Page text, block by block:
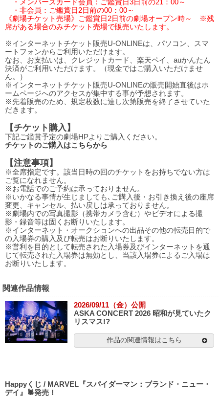
・メンバーズカード会員：ご鑑賞日3日前の21：00～
・非会員：ご鑑賞日2日前の00：00～
《劇場チケット売場》ご鑑賞日2日前の劇場オープン時～ ※残
席がある場合のみチケット売場で販売いたします。
※インターネットチケット販売U-ONLINEは、パソコン、スマ
ートフォンからご利用いただけます。
なお、お支払いは、クレジットカード、楽天ペイ、auかんたん
決済がご利用いただけます。（現金ではご購入いただけませ
ん。）
※インターネットチケット販売U-ONLINEの販売開始直後はホ
ームページへのアクセスが集中する事が予想されます。
※先着販売のため、規定枚数に達し次第販売を終了させていた
だきます。
【チケット購入】
下記ご鑑賞予定の劇場HPよりご購入ください。
チケットのご購入はこちらから
【注意事項】
※全席指定です。該当日時の回のチケットをお持ちでない方は
ご覧になれません。
※お電話でのご予約は承っておりません。
※いかなる事情が生じましても､ご購入後・お引き換え後の座席
変更、キャンセル、払い戻しは承っておりません。
※劇場内での写真撮影（携帯カメラ含む）やビデオによる撮
影・録音等は固くお断りいたします。
※インターネット・オークションへの出品その他の転売目的で
の入場券の購入及び転売はお断りいたします。
※営利を目的として転売された入場券及びインターネットを通
じて転売された入場券は無効とし、当該入場券によるご入場は
お断りいたします。
関連作品情報
2026/09/11（金）公開
ASKA CONCERT 2026 昭和が見ていたク
リスマス!?
作品の関連情報はこちら
Happyくじ / MARVEL『スパイダーマン：ブランド・ニュー・
デイ』🕷発売！